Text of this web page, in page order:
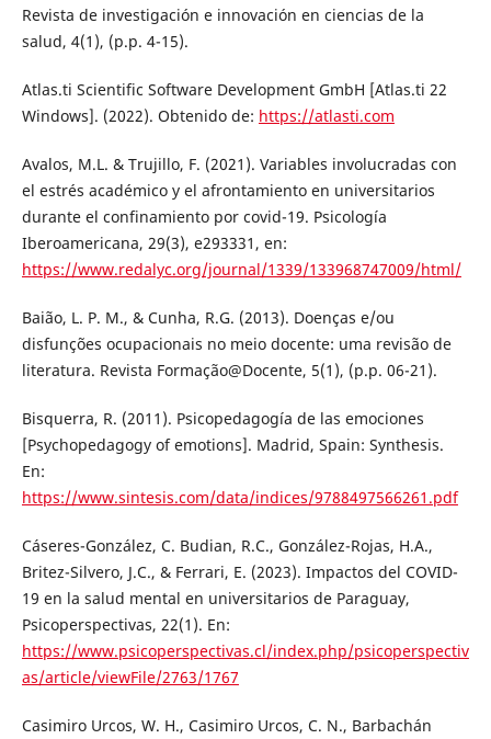
Revista de investigación e innovación en ciencias de la
salud, 4(1), (p.p. 4-15).
Atlas.ti Scientific Software Development GmbH [Atlas.ti 22
Windows]. (2022). Obtenido de: https://atlasti.com
Avalos, M.L. & Trujillo, F. (2021). Variables involucradas con
el estrés académico y el afrontamiento en universitarios
durante el confinamiento por covid-19. Psicología
Iberoamericana, 29(3), e293331, en:
https://www.redalyc.org/journal/1339/133968747009/html/
Baião, L. P. M., & Cunha, R.G. (2013). Doenças e/ou
disfunções ocupacionais no meio docente: uma revisão de
literatura. Revista Formação@Docente, 5(1), (p.p. 06-21).
Bisquerra, R. (2011). Psicopedagogía de las emociones
[Psychopedagogy of emotions]. Madrid, Spain: Synthesis.
En:
https://www.sintesis.com/data/indices/9788497566261.pdf
Cáseres-González, C. Budian, R.C., González-Rojas, H.A.,
Britez-Silvero, J.C., & Ferrari, E. (2023). Impactos del COVID-
19 en la salud mental en universitarios de Paraguay,
Psicoperspectivas, 22(1). En:
https://www.psicoperspectivas.cl/index.php/psicoperspectiv
as/article/viewFile/2763/1767
Casimiro Urcos, W. H., Casimiro Urcos, C. N., Barbachán